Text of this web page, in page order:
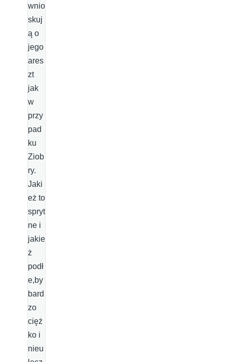
wnio
skuj
ą o
jego
ares
zt
jak
w
przy
pad
ku
Ziob
ry.
Jaki
eż to
spryt
ne i
jakie
ż
podł
e,by
bard
zo
cięż
ko i
nieu